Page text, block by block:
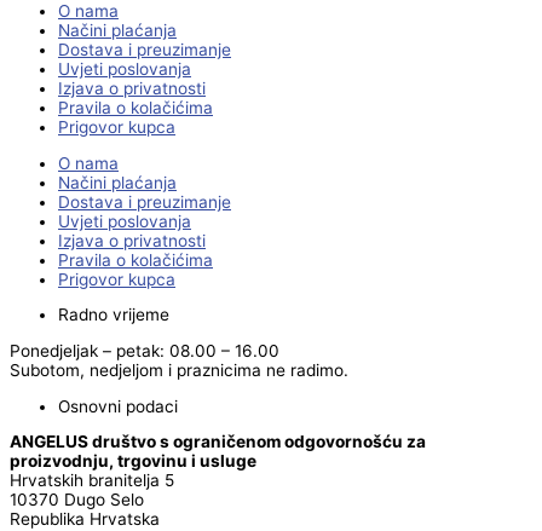
O nama
Načini plaćanja
Dostava i preuzimanje
Uvjeti poslovanja
Izjava o privatnosti
Pravila o kolačićima
Prigovor kupca
O nama
Načini plaćanja
Dostava i preuzimanje
Uvjeti poslovanja
Izjava o privatnosti
Pravila o kolačićima
Prigovor kupca
Radno vrijeme
Ponedjeljak – petak: 08.00 – 16.00
Subotom, nedjeljom i praznicima ne radimo.
Osnovni podaci
ANGELUS društvo s ograničenom odgovornošću za
proizvodnju, trgovinu i usluge
Hrvatskih branitelja 5
10370 Dugo Selo
Republika Hrvatska